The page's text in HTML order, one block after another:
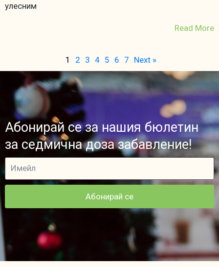
улесним
Read More
1 2 3 4 5 6 7 Next »
Абонирай се за нашия бюлетин
за седмична доза забавление!
Абонирай се